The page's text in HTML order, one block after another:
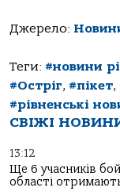
Джерело:
Теги: #новини
#Остріг, #пікет,
#рівненські
СВІЖІ
13:12
Ще 6 учасників
області